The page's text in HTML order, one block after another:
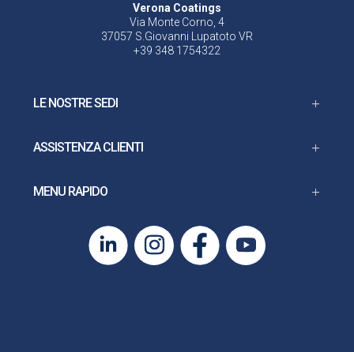
Verona Coatings
Via Monte Corno, 4
37057 S.Giovanni Lupatoto VR
+39 348 1754322
LE NOSTRE SEDI
ASSISTENZA CLIENTI
MENU RAPIDO